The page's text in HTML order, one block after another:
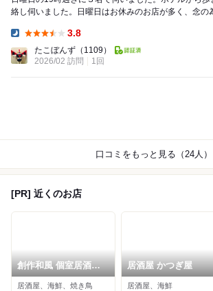
絡し伺いました。日曜日はお休みのお店が多く、念の
3.8
たこぼんず （1109）
2026/02 訪問
1回
口コミをもっと見る（24人）
[PR] 近くのお店
創作和風 個室居酒屋
萬屋 旭川店
居酒屋、海鮮、焼き鳥
居酒屋 かつぎ屋
居酒屋、海鮮